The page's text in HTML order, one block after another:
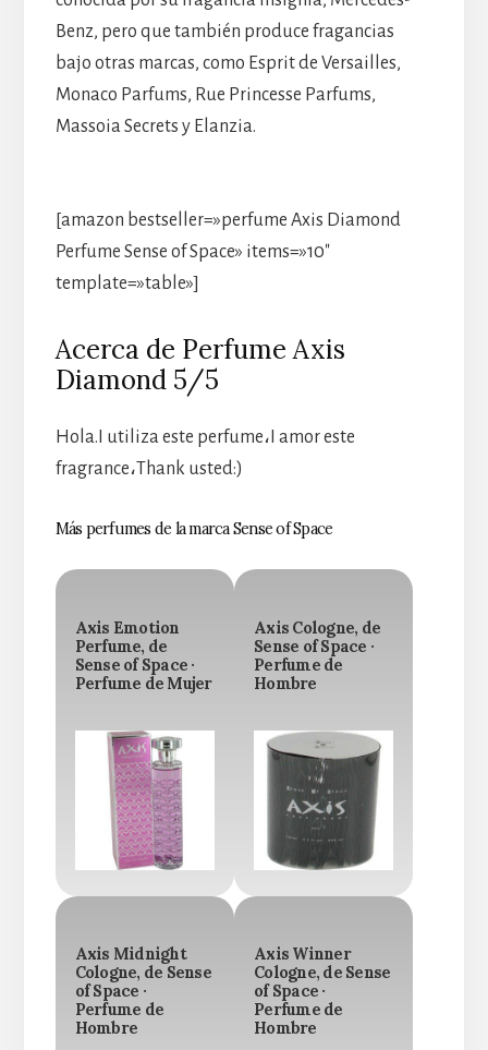
Benz, pero que también produce fragancias
bajo otras marcas, como Esprit de Versailles,
Monaco Parfums, Rue Princesse Parfums,
Massoia Secrets y Elanzia.
[amazon bestseller=»perfume Axis Diamond
Perfume Sense of Space» items=»10″
template=»table»]
Acerca de Perfume Axis
Diamond 5/5
Hola.I utiliza este perfume،I amor este
fragrance،Thank usted:)
Más perfumes de la marca Sense of Space
Axis Emotion
Perfume, de
Sense of Space ·
Perfume de Mujer
Axis Cologne, de
Sense of Space ·
Perfume de
Hombre
Axis Midnight
Cologne, de Sense
of Space ·
Perfume de
Hombre
Axis Winner
Cologne, de Sense
of Space ·
Perfume de
Hombre